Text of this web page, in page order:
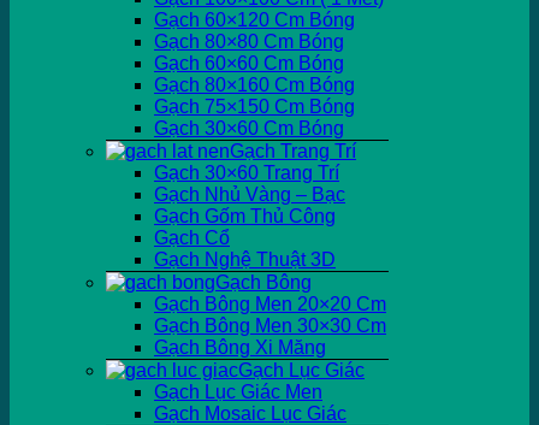
Gạch 60×120 Cm Bóng
Gạch 80×80 Cm Bóng
Gạch 60×60 Cm Bóng
Gạch 80×160 Cm Bóng
Gạch 75×150 Cm Bóng
Gạch 30×60 Cm Bóng
Gạch Trang Trí
Gạch 30×60 Trang Trí
Gạch Nhủ Vàng – Bạc
Gạch Gốm Thủ Công
Gạch Cổ
Gạch Nghệ Thuật 3D
Gạch Bông
Gạch Bông Men 20×20 Cm
Gạch Bông Men 30×30 Cm
Gạch Bông Xi Măng
Gạch Lục Giác
Gạch Lục Giác Men
Gạch Mosaic Lục Giác